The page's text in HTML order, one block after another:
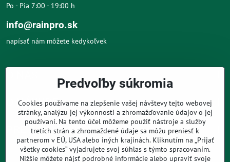
Po - Pia 7:00 - 19:00 h
info@rainpro.sk
napísať nám môžete kedykoľvek
O NÁKUPE
PRE ZÁKAZNÍKOV
Predvoľby súkromia
Cookies používame na zlepšenie vašej návštevy tejto webovej
stránky, analýzu jej výkonnosti a zhromažďovanie údajov o jej
používaní. Na tento účel môžeme použiť nástroje a služby
tretích strán a zhromaždené údaje sa môžu preniesť k
partnerom v EÚ, USA alebo iných krajinách. Kliknutím na „Prijať
všetky cookies“ vyjadrujete svoj súhlas s týmto spracovaním.
Nižšie môžete nájsť podrobné informácie alebo upraviť svoje